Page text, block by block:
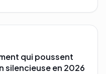
qui poussent
silencieuse en 2026